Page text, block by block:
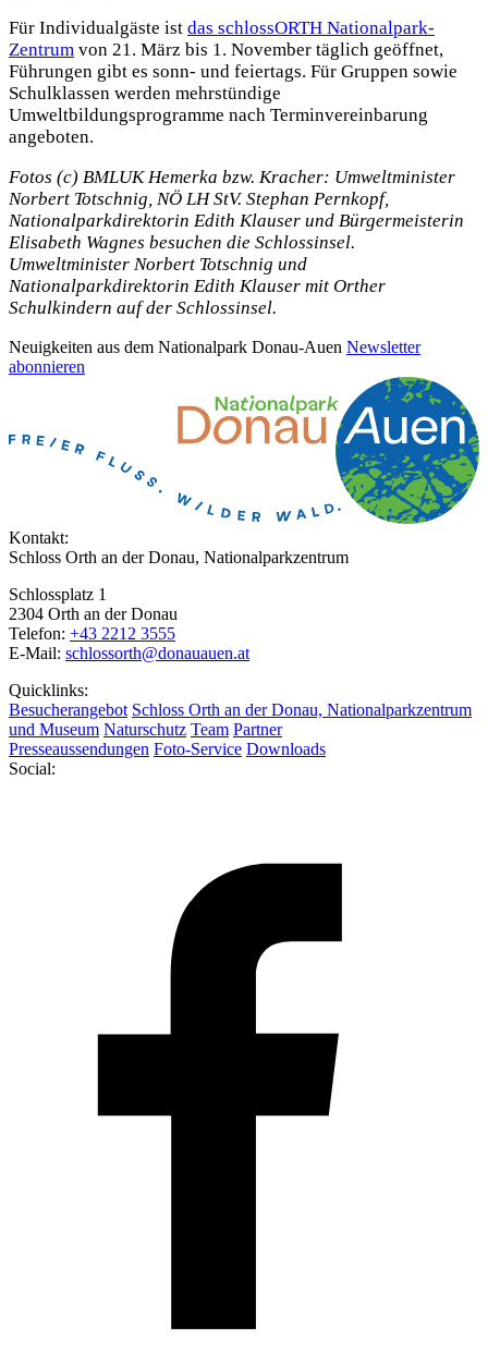
Für Individualgäste ist das schlossORTH Nationalpark-
Zentrum von 21. März bis 1. November täglich geöffnet,
Führungen gibt es sonn- und feiertags. Für Gruppen sowie
Schulklassen werden mehrstündige
Umweltbildungsprogramme nach Terminvereinbarung
angeboten.
Fotos (c) BMLUK Hemerka bzw. Kracher: Umweltminister
Norbert Totschnig, NÖ LH StV. Stephan Pernkopf,
Nationalparkdirektorin Edith Klauser und Bürgermeisterin
Elisabeth Wagnes besuchen die Schlossinsel.
Umweltminister Norbert Totschnig und
Nationalparkdirektorin Edith Klauser mit Orther
Schulkindern auf der Schlossinsel.
Neuigkeiten aus dem Nationalpark Donau-Auen Newsletter
abonnieren
Kontakt:
Schloss Orth an der Donau, Nationalparkzentrum
Schlossplatz 1
2304 Orth an der Donau
Telefon: +43 2212 3555
E-Mail: schlossorth@donauauen.at
Quicklinks:
Besucherangebot Schloss Orth an der Donau, Nationalparkzentrum
und Museum Naturschutz Team Partner
Presseaussendungen Foto-Service Downloads
Social: